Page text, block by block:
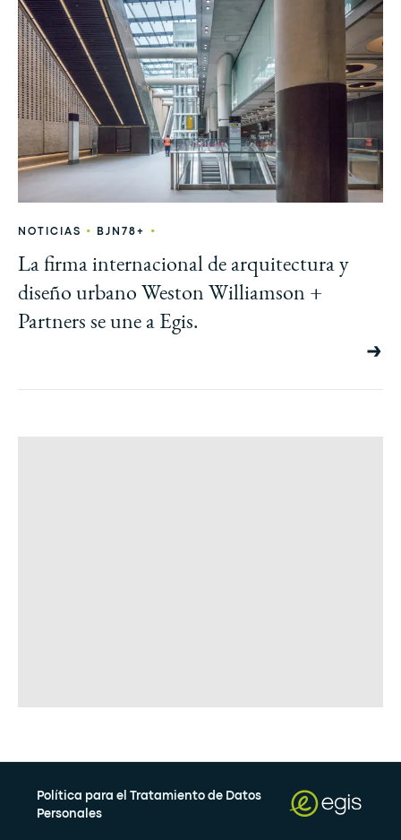
NOTICIAS • BJN78+ •
La firma internacional de arquitectura y
diseño urbano Weston Williamson +
Partners se une a Egis.
Política para el Tratamiento de Datos
Personales